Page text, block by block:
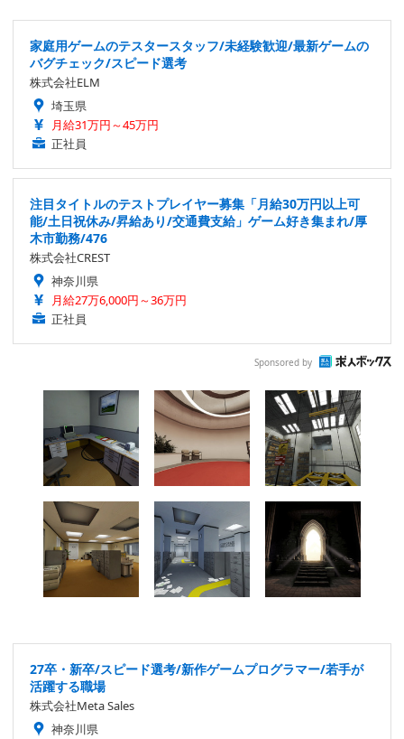
家庭用ゲームのテスタースタッフ/未経験歓迎/最新ゲームの
バグチェック/スピード選考
株式会社ELM
埼玉県
月給31万円～45万円
正社員
注目タイトルのテストプレイヤー募集「月給30万円以上可
能/土日祝休み/昇給あり/交通費支給」ゲーム好き集まれ/厚
木市勤務/476
株式会社CREST
神奈川県
月給27万6,000円～36万円
正社員
Sponsored by
27卒・新卒/スピード選考/新作ゲームプログラマー/若手が
活躍する職場
株式会社Meta Sales
神奈川県